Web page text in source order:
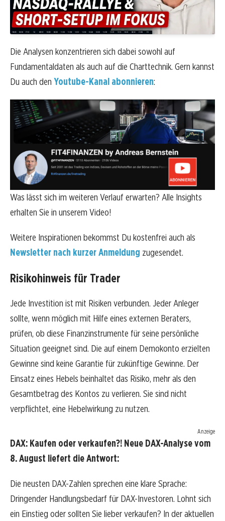
Die Analysen konzentrieren sich dabei sowohl auf
Fundamentaldaten als auch auf die Charttechnik. Gern kannst
Du auch den Youtube-Kanal abonnieren:
Was lässt sich im weiteren Verlauf erwarten? Alle Insights
erhalten Sie in unserem Video!
Weitere Inspirationen bekommst Du kostenfrei auch als
Newsletter nach kurzer Anmeldung zugesendet.
Risikohinweis für Trader
Jede Investition ist mit Risiken verbunden. Jeder Anleger
sollte, wenn möglich mit Hilfe eines externen Beraters,
prüfen, ob diese Finanzinstrumente für seine persönliche
Situation geeignet sind. Die auf einem Demokonto erzielten
Gewinne sind keine Garantie für zukünftige Gewinne. Der
Einsatz eines Hebels beinhaltet das Risiko, mehr als den
Gesamtbetrag des Kontos zu verlieren. Sie sind nicht
verpflichtet, eine Hebelwirkung zu nutzen.
Anzeige
DAX: Kaufen oder verkaufen?! Neue DAX-Analyse vom
8. August liefert die Antwort:
Die neusten DAX-Zahlen sprechen eine klare Sprache:
Dringender Handlungsbedarf für DAX-Investoren. Lohnt sich
ein Einstieg oder sollten Sie lieber verkaufen? In der aktuellen